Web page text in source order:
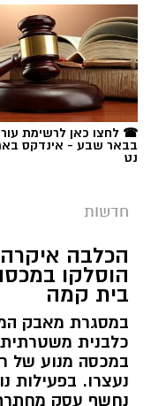
תגים:אלדר דיין
קרדיט: זק"א
התפתחות קשה
☎ לחצו כאן לרשימת
בבאר שבע - אינדקס
נט
חדשות
הוסלקו
בית קמה
במסגרת מאבק
כלבנית
במכסה מנוע של
נעצרו. בפעילות
נחשף עסק